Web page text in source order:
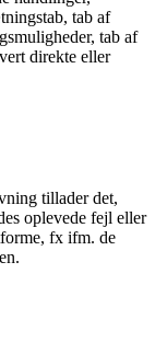
tab af
tab af
direkte eller
tillader det,
oplevede fejl eller
fx ifm. de